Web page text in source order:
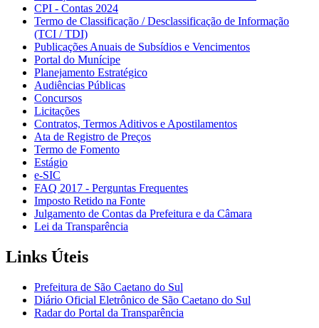
CPI - Contas 2024
Termo de Classificação / Desclassificação de Informação
(TCI / TDI)
Publicações Anuais de Subsídios e Vencimentos
Portal do Munícipe
Planejamento Estratégico
Audiências Públicas
Concursos
Licitações
Contratos, Termos Aditivos e Apostilamentos
Ata de Registro de Preços
Termo de Fomento
Estágio
e-SIC
FAQ 2017 - Perguntas Frequentes
Imposto Retido na Fonte
Julgamento de Contas da Prefeitura e da Câmara
Lei da Transparência
Links Úteis
Prefeitura de São Caetano do Sul
Diário Oficial Eletrônico de São Caetano do Sul
Radar do Portal da Transparência